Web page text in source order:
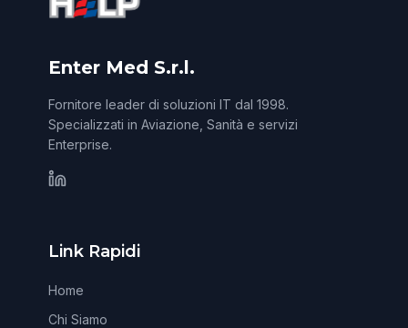
Enter Med S.r.l.
Fornitore leader di soluzioni IT dal 1998.
Specializzati in Aviazione, Sanità e servizi
Enterprise.
Link Rapidi
Home
Chi Siamo